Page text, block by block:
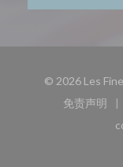
© 2026 Les
免责声明
((在